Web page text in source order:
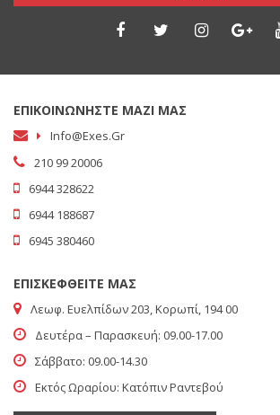
ΕΠΙΚΟΙΝΩΝΗΣΤΕ ΜΑΖΙ ΜΑΣ
Info@exes.gr
210 99 20006
6944 328622
6944 188687
6945 380460
ΕΠΙΣΚΕΦΘΕΙΤΕ ΜΑΣ
Λεωφ. Ευελπίδων 203, Κορωπί, 194 00
Δευτέρα – Παρασκευή: 09.00-17.00
Σάββατο: 09.00-14.30
Εκτός Ωραρίου: Κατόπιν Ραντεβού